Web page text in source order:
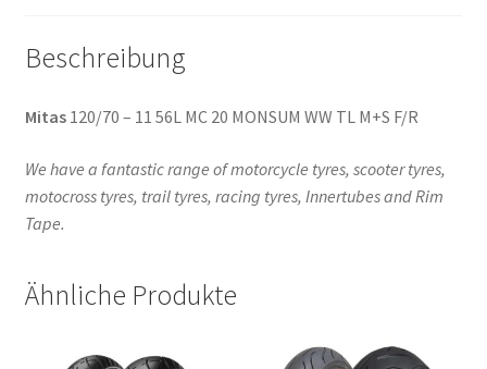
Beschreibung
Mitas120/70 – 11 56L MC 20 MONSUM WW TL M+S F/R
We have a fantastic range of motorcycle tyres, scooter tyres,
motocross tyres, trail tyres, racing tyres, Innertubes and Rim
Tape.
Ähnliche Produkte